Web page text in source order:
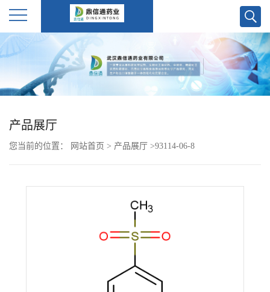
公
产品展厅
您当前的位置： 网站首页 > 产品展厅 >93114-06-8